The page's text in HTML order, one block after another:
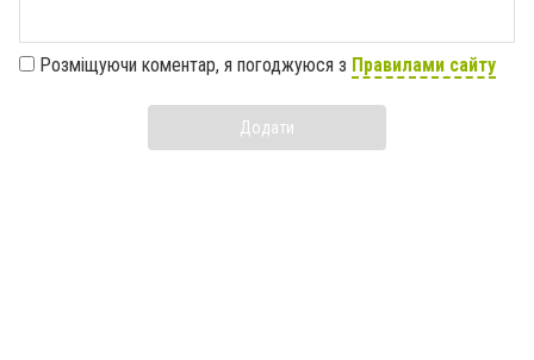
Розміщуючи коментар, я погоджуюся з Правилами сайту
Додати